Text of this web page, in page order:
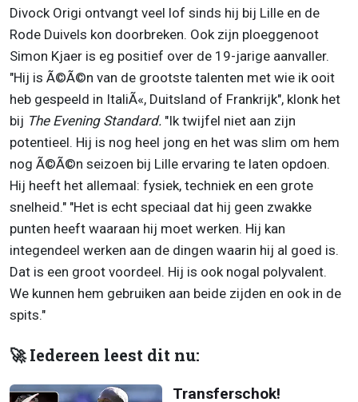
Divock Origi ontvangt veel lof sinds hij bij Lille en de
Rode Duivels kon doorbreken. Ook zijn ploeggenoot
Simon Kjaer is eg positief over de 19-jarige aanvaller.
"Hij is Ã©Ã©n van de grootste talenten met wie ik ooit
heb gespeeld in ItaliÃ«, Duitsland of Frankrijk", klonk het
bij The Evening Standard. "Ik twijfel niet aan zijn
potentieel. Hij is nog heel jong en het was slim om hem
nog Ã©Ã©n seizoen bij Lille ervaring te laten opdoen.
Hij heeft het allemaal: fysiek, techniek en een grote
snelheid." "Het is echt speciaal dat hij geen zwakke
punten heeft waaraan hij moet werken. Hij kan
integendeel werken aan de dingen waarin hij al goed is.
Dat is een groot voordeel. Hij is ook nogal polyvalent.
We kunnen hem gebruiken aan beide zijden en ook in de
spits."
🚀 Iedereen leest dit nu:
Transferschok!